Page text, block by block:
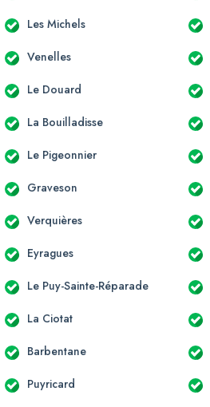
Les Michels
Venelles
Le Douard
La Bouilladisse
Le Pigeonnier
Graveson
Verquières
Eyragues
Le Puy-Sainte-Réparade
La Ciotat
Barbentane
Puyricard